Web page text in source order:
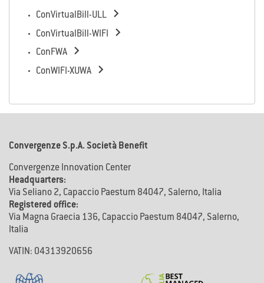
ConVirtualBill-ULL 
ConVirtualBill-WIFI 
ConFWA 
ConWIFI-XUWA 
Convergenze S.p.A. Società Benefit
Convergenze Innovation Center
Headquarters:
Via Seliano 2, Capaccio Paestum 84047, Salerno, Italia
Registered office:
Via Magna Graecia 136, Capaccio Paestum 84047, Salerno,
Italia
VATIN: 04313920656